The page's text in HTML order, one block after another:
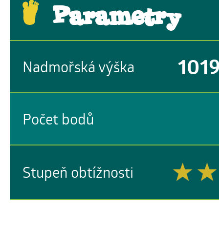
Parametry
Nadmořská výška
Počet bodů
Stupeň obtížnosti